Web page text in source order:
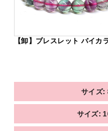
【卸】ブレスレット バイカ
サイズ:
サイズ: